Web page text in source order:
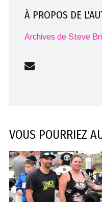
À PROPOS DE
Archives de Steve
VOUS POURRIEZ